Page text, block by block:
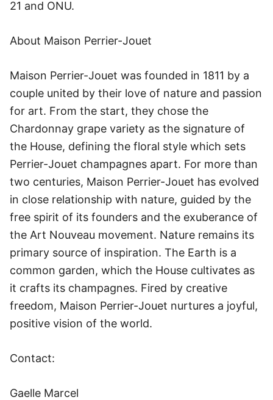
21 and ONU.
About Maison Perrier-Jouet
Maison Perrier-Jouet was founded in 1811 by a
couple united by their love of nature and passion
for art. From the start, they chose the
Chardonnay grape variety as the signature of
the House, defining the floral style which sets
Perrier-Jouet champagnes apart. For more than
two centuries, Maison Perrier-Jouet has evolved
in close relationship with nature, guided by the
free spirit of its founders and the exuberance of
the Art Nouveau movement. Nature remains its
primary source of inspiration. The Earth is a
common garden, which the House cultivates as
it crafts its champagnes. Fired by creative
freedom, Maison Perrier-Jouet nurtures a joyful,
positive vision of the world.
Contact:
Gaelle Marcel